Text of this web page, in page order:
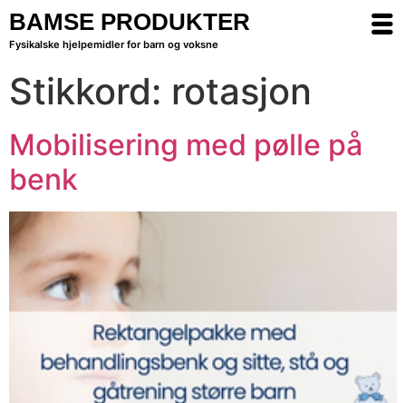
BAMSE PRODUKTER
Fysikalske hjelpemidler for barn og voksne
Stikkord: rotasjon
Mobilisering med pølle på
benk